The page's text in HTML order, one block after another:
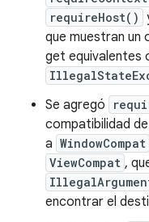
requireHost()
que muestran un
get equivalentes
Se agregó
compatibilidad de
a WindowCompat
ViewCompat ,
encontrar el